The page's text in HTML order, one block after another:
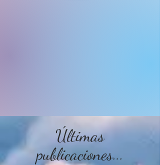
Últimas
publicaciones...